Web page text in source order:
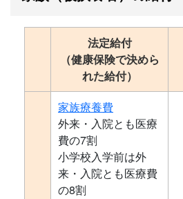
法定給付
（健康保険で決めら
れた給付）
家族療養費
外来・入院とも医療
費の7割
小学校入学前は外
来・入院とも医療費
の8割